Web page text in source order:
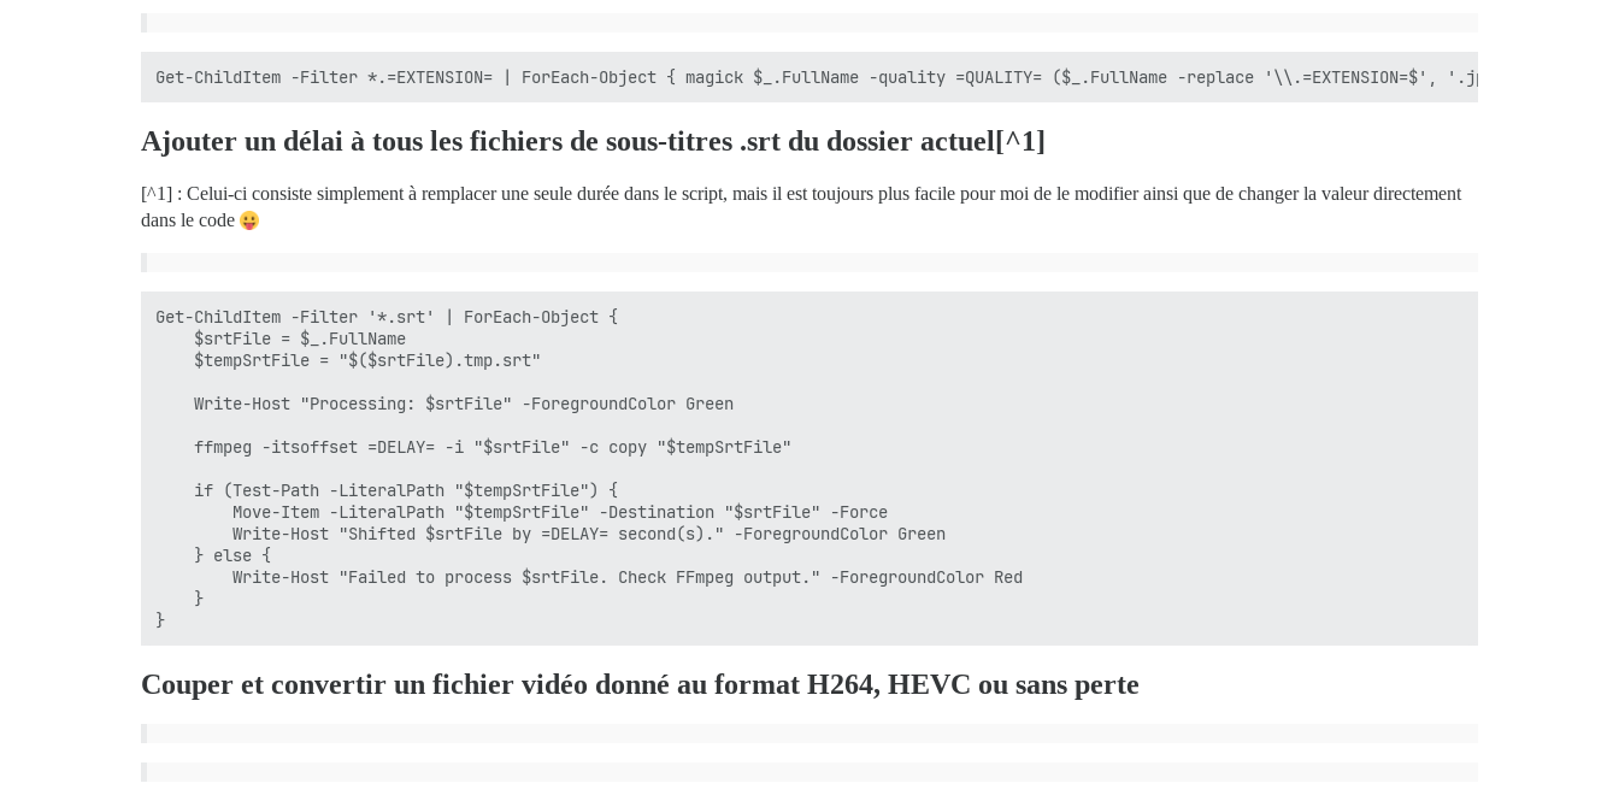
Ajouter un délai à tous les fichiers de sous-titres .srt du dossier actuel[^1]
[^1] : Celui-ci consiste simplement à remplacer une seule durée dans le script, mais il est toujours plus facile pour moi de le modifier ainsi que de changer la valeur directement
dans le code
Get-ChildItem -Filter '*.srt' | ForEach-Object {
    $srtFile = $_.FullName
    $tempSrtFile = "$($srtFile).tmp.srt"
    Write-Host "Processing: $srtFile" -ForegroundColor Green
    ffmpeg -itsoffset =DELAY= -i "$srtFile" -c copy "$tempSrtFile"
    if (Test-Path -LiteralPath "$tempSrtFile") {
        Move-Item -LiteralPath "$tempSrtFile" -Destination "$srtFile" -Force
        Write-Host "Shifted $srtFile by =DELAY= second(s)." -ForegroundColor Green
    } else {
        Write-Host "Failed to process $srtFile. Check FFmpeg output." -ForegroundColor Red
    }
Couper et convertir un fichier vidéo donné au format H264, HEVC ou sans perte